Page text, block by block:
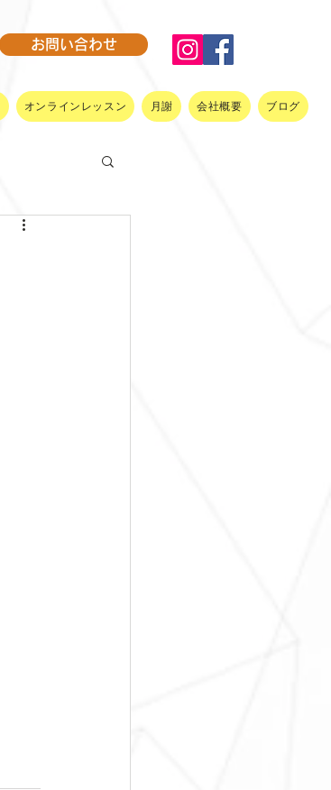
お問い合わせ
オンラインレッスン 月謝 会社概要 ブログ